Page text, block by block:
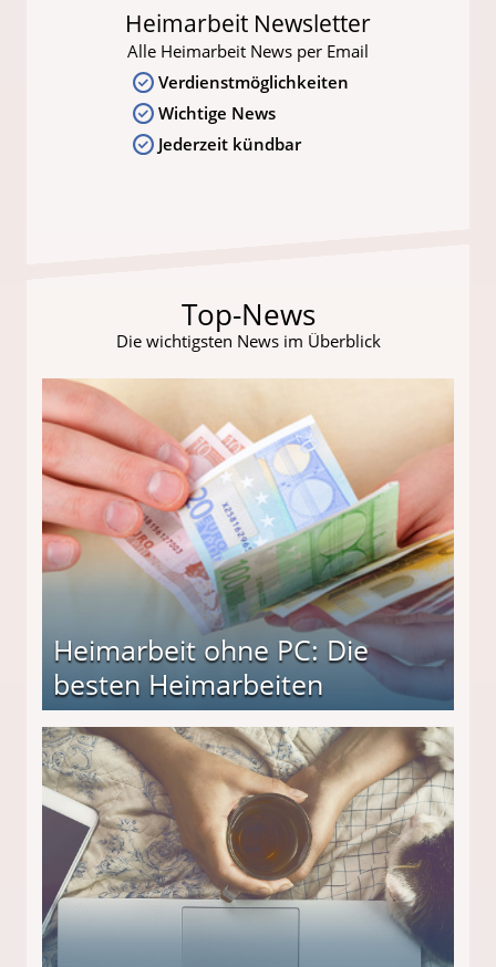
Heimarbeit Newsletter
Alle Heimarbeit News per Email
Verdienstmöglichkeiten
Wichtige News
Jederzeit kündbar
Top-News
Die wichtigsten News im Überblick
Heimarbeit ohne PC: Die
besten Heimarbeiten